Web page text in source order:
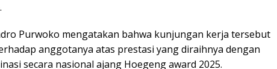
Purwoko mengatakan bahwa kunjungan kerja tersebut
anggotanya atas prestasi yang diraihnya dengan
secara nasional ajang Hoegeng award 2025.